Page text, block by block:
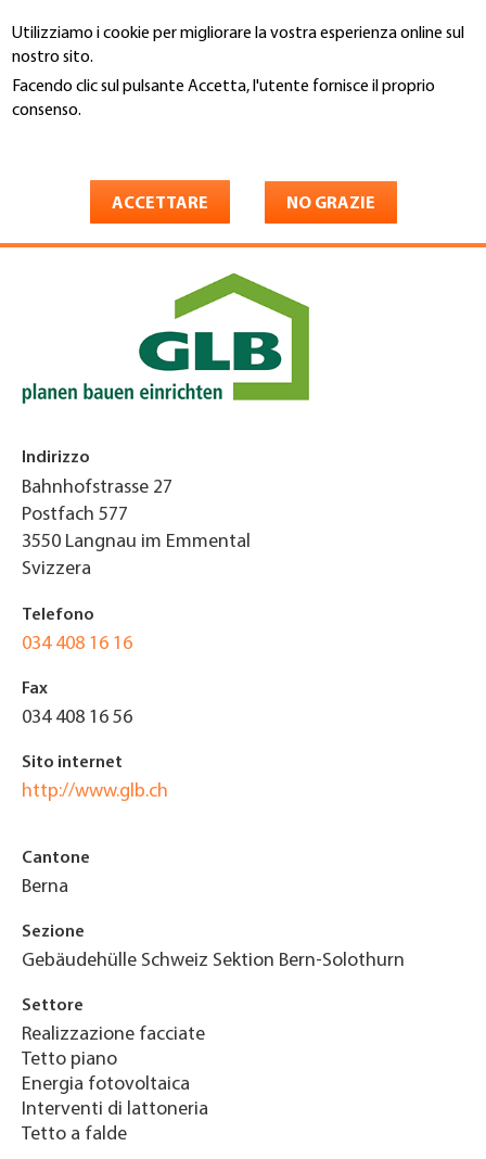
Utilizziamo i cookie per migliorare la vostra esperienza online sul
nostro sito.
Facendo clic sul pulsante Accetta, l'utente fornisce il proprio
consenso.
ACCETTARE NO GRAZIE
al
contenuto
principale
You
Hauptsitz/Verwaltung
Indirizzo
Bahnhofstrasse 27
Postfach 577
3550 Langnau im Emmental
Svizzera
Telefono
034 408 16 16
Fax
034 408 16 56
Sito internet
http://www.glb.ch
Cantone
Berna
Sezione
Gebäudehülle Schweiz Sektion Bern-Solothurn
Settore
Realizzazione facciate
Tetto piano
Energia fotovoltaica
Interventi di lattoneria
Tetto a falde